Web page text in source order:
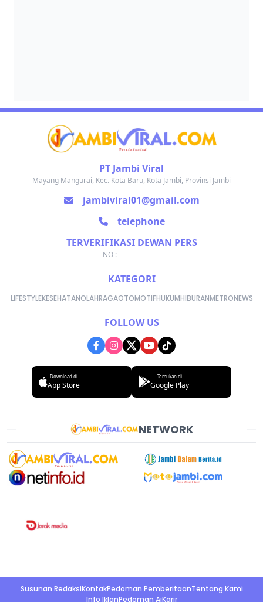
PT Jambi Viral
Mayang Mangurai, Kec. Kota Baru, Kota Jambi, Provinsi Jambi
jambiviral01@gmail.com
telephone
TERVERIFIKASI DEWAN PERS
NO : ------------------
KATEGORI
LIFESTYLEKESEHATANOLAHRAGAOTOMOTIFHUKUMHIBURANMETRONEWS
FOLLOW US
Download di
App Store
Temukan di
Google Play
NETWORK
Susunan RedaksiKontakPedoman PemberitaanTentang Kami
Info IklanPedoman AiKarir